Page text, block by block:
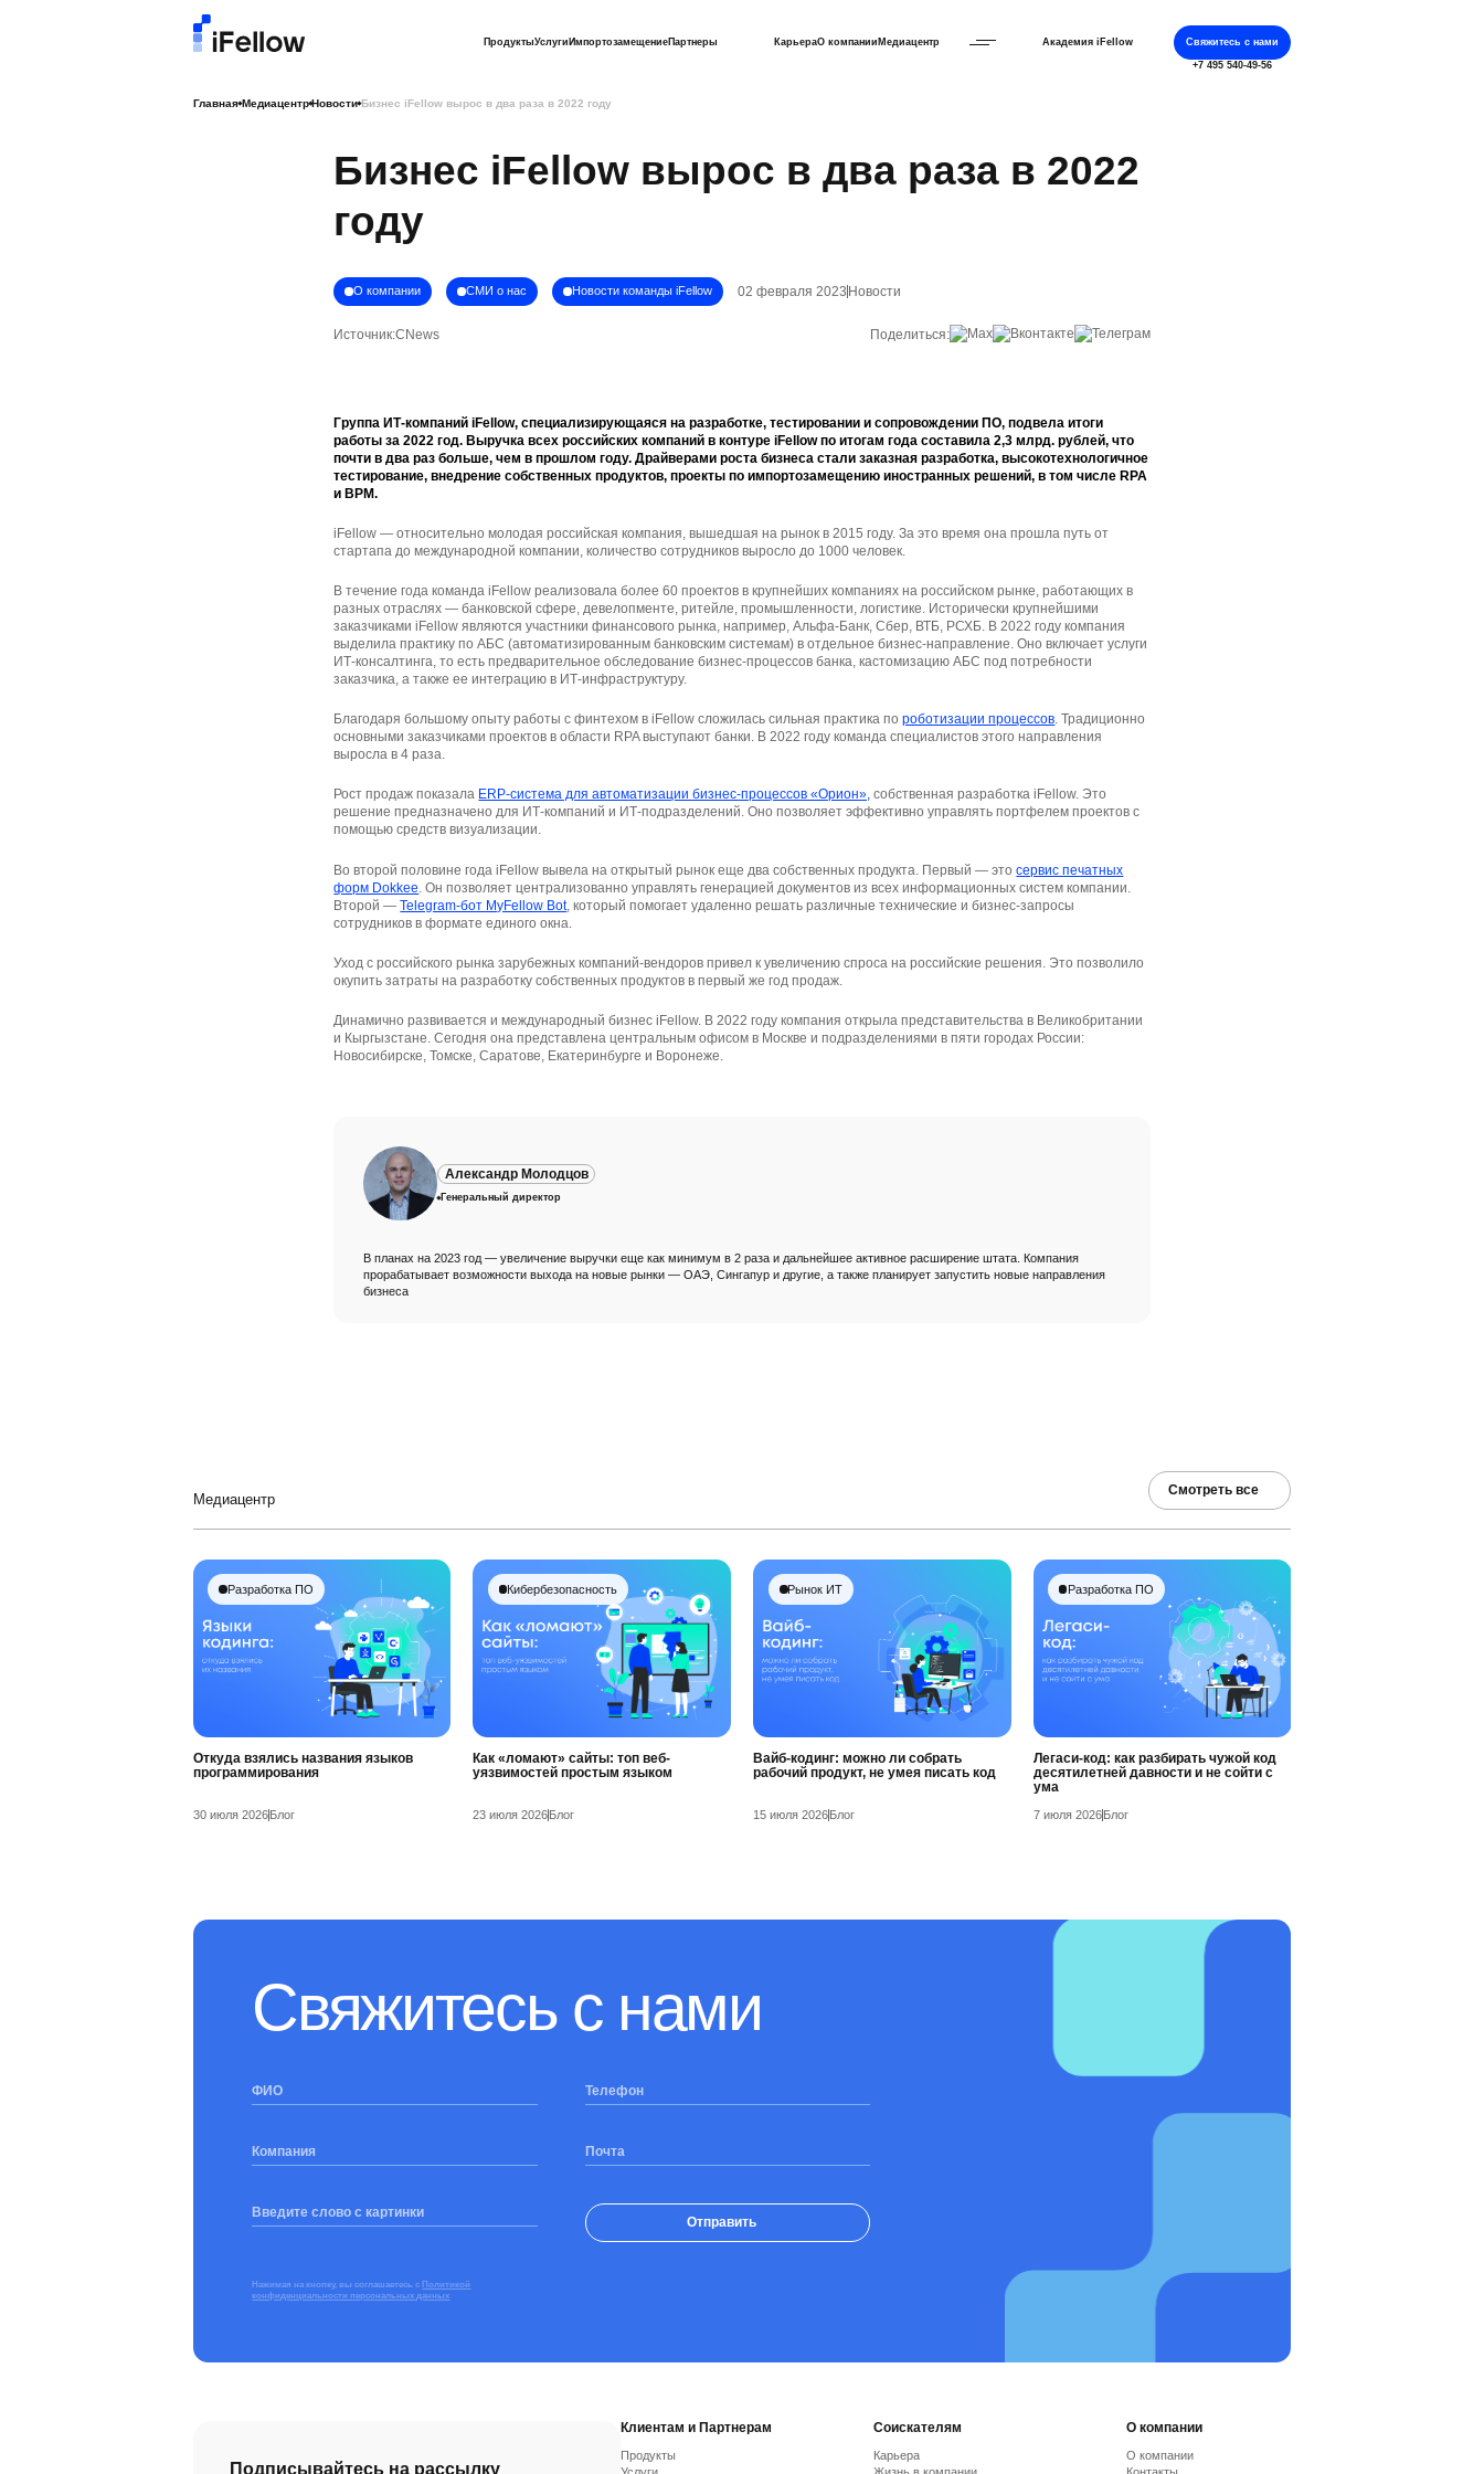
ПродуктыУслугиИмпортозамещениеПартнеры КарьераО компанииМедиацентр Академия iFellow
Свяжитесь с нами
+7 495 540-49-56
Главная Медиацентр Новости Бизнес iFellow вырос в два раза в 2022 году
Бизнес iFellow вырос в два раза в 2022
году
О компании СМИ о нас Новости команды iFellow 02 февраля 2023 Новости
Источник:CNews Поделиться:
Группа ИТ-компаний iFellow, специализирующаяся на разработке, тестировании и сопровождении ПО, подвела итоги
работы за 2022 год. Выручка всех российских компаний в контуре iFellow по итогам года составила 2,3 млрд. рублей, что
почти в два раз больше, чем в прошлом году. Драйверами роста бизнеса стали заказная разработка, высокотехнологичное
тестирование, внедрение собственных продуктов, проекты по импортозамещению иностранных решений, в том числе RPA
и BPM.
iFellow — относительно молодая российская компания, вышедшая на рынок в 2015 году. За это время она прошла путь от
стартапа до международной компании, количество сотрудников выросло до 1000 человек.
В течение года команда iFellow реализовала более 60 проектов в крупнейших компаниях на российском рынке, работающих в
разных отраслях — банковской сфере, девелопменте, ритейле, промышленности, логистике. Исторически крупнейшими
заказчиками iFellow являются участники финансового рынка, например, Альфа-Банк, Сбер, ВТБ, РСХБ. В 2022 году компания
выделила практику по АБС (автоматизированным банковским системам) в отдельное бизнес-направление. Оно включает услуги
ИТ-консалтинга, то есть предварительное обследование бизнес-процессов банка, кастомизацию АБС под потребности
заказчика, а также ее интеграцию в ИТ-инфраструктуру.
Благодаря большому опыту работы с финтехом в iFellow сложилась сильная практика пороботизации процессов. Традиционно
основными заказчиками проектов в области RPA выступают банки. В 2022 году команда специалистов этого направления
выросла в 4 раза.
Рост продаж показала ERP-система для автоматизации бизнес-процессов «Орион», собственная разработка iFellow. Это
решение предназначено для ИТ-компаний и ИТ-подразделений. Оно позволяет эффективно управлять портфелем проектов с
помощью средств визуализации.
Во второй половине года iFellow вывела на открытый рынок еще два собственных продукта. Первый — этосервис печатных
форм Dokkee . Он позволяет централизованно управлять генерацией документов из всех информационных систем компании.
Второй —Telegram-бот MyFellow Bot, который помогает удаленно решать различные технические и бизнес-запросы
сотрудников в формате единого окна.
Уход с российского рынка зарубежных компаний-вендоров привел к увеличению спроса на российские решения. Это позволило
окупить затраты на разработку собственных продуктов в первый же год продаж.
Динамично развивается и международный бизнес iFellow. В 2022 году компания открыла представительства в Великобритании
и Кыргызстане. Сегодня она представлена центральным офисом в Москве и подразделениями в пяти городах России:
Новосибирске, Томске, Саратове, Екатеринбурге и Воронеже.
Александр Молодцов
Генеральный директор
В планах на 2023 год — увеличение выручки еще как минимум в 2 раза и дальнейшее активное расширение штата. Компания
прорабатывает возможности выхода на новые рынки — ОАЭ, Сингапур и другие, а также планирует запустить новые направления
бизнеса
Медиацентр
Смотреть все
Разработка ПО
Откуда взялись названия языков
программирования
30 июля 2026Блог
Кибербезопасность
Как «ломают» сайты: топ веб-
уязвимостей простым языком
23 июля 2026Блог
Рынок ИТ
Вайб-кодинг: можно ли собрать
рабочий продукт, не умея писать код
15 июля 2026Блог
Разработка ПО
Легаси-код: как разбирать чужой код
десятилетней давности и не сойти с
ума
7 июля 2026Блог
Свяжитесь с нами
ФИО Телефон
Компания Почта
Введите слово с картинки
Отправить
Нажимая на кнопку, вы соглашаетесь сПолитикой
конфиденциальности персональных данных
Подписывайтесь на рассылку
Клиентам и Партнерам
Продукты
Соискателям
Карьера
О компании
О компании